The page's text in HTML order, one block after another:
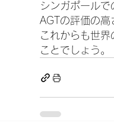
シンガポールで
AGTの評価の高
これからも世界
ことでしょう。